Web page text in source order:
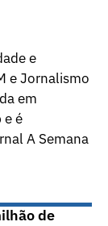
e
e Jornalismo
em
e é
A Semana
de